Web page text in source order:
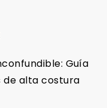
Guía
de alta costura